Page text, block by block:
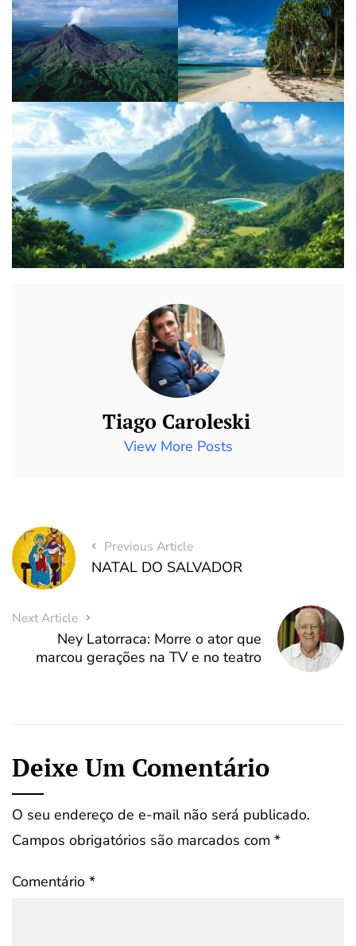
Tiago Caroleski
View More Posts
Previous Article
NATAL DO SALVADOR
Next Article
Ney Latorraca: Morre o ator que
marcou gerações na TV e no teatro
Deixe Um Comentário
O seu endereço de e-mail não será publicado.
Campos obrigatórios são marcados com *
Comentário *